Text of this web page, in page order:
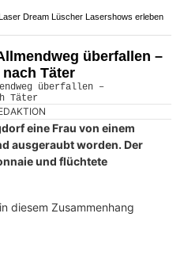
Dream Lüscher Lasershows erleben
überfallen –
Täter
eine Frau von einem
ausgeraubt worden. Der
und flüchtete
diesem Zusammenhang